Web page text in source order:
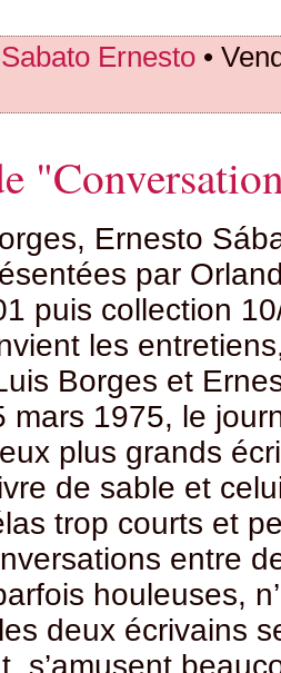
Sabato Ernesto •
Ernesto
par
puis collection
les
Borges et
mars 1975, le
plus grands
de sable et
trop courts et
entre
houleuses,
deux écrivains